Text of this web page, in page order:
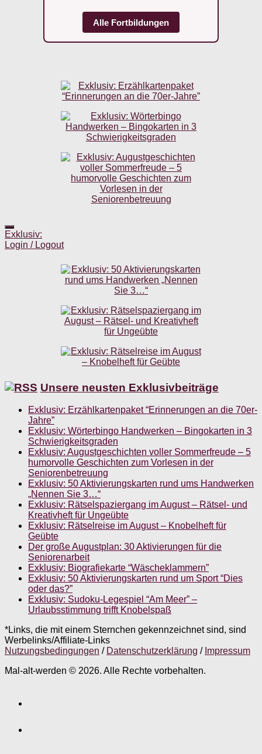
Alle Fortbildungen
Exklusiv:
Login / Logout
Unsere neusten Exklusivbeiträge
Exklusiv: Erzählkartenpaket “Erinnerungen an die 70er-
Jahre”
Exklusiv: Wörterbingo Handwerken – Bingokarten in 3
Schwierigkeitsgraden
Exklusiv: Augustgeschichten voller Sommerfreude – 5
humorvolle Geschichten zum Vorlesen in der
Seniorenbetreuung
Exklusiv: 50 Aktivierungskarten rund ums Handwerken
„Nennen Sie 3…“
Exklusiv: Rätselspaziergang im August – Rätsel- und
Kreativheft für Ungeübte
Exklusiv: Rätselreise im August – Knobelheft für
Geübte
Der große Augustplan: 30 Aktivierungen für die
Seniorenarbeit
Exklusiv: Biografiekarte “Wäscheklammern”
Exklusiv: 50 Aktivierungskarten rund um Sport “Dies
oder das?”
Exklusiv: Sudoku-Legespiel “Am Meer” –
Urlaubsstimmung trifft Knobelspaß
*Links, die mit einem Sternchen gekennzeichnet sind, sind
Werbelinks/Affiliate-Links
Nutzungsbedingungen / Datenschutzerklärung / Impressum
Mal-alt-werden © 2026. Alle Rechte vorbehalten.